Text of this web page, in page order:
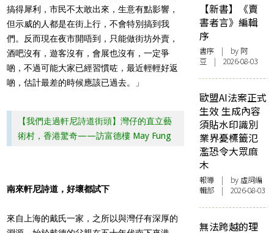
搞得犀利，市民不太敢出來，生意有點影響，
但示威的人都是在街上行，不會特別搞到我
們。反而現在夜市開唔到，只能做街坊外賣，
酒吧沒有，遊客沒有，會展也沒有，一定爭
啲，不過可能大家已經習慣咗，最近輕輕好返
啲，估計最差的時候應該已過去。」
【我們走過軒尼詩道街頭】灣仔的直立藝
術村，香港驚奇——訪富德樓 May Fung
南來軒尼詩道，好壞都試下
來自上海的戴氏一家，之所以與灣仔有深厚的
【新書】《賣
書者言》編輯
序
書序 | by 阿
豆 | 2026-08-03
歐盟AI法案正式
生效 生成內容
須貼水印識別
業界憂標籤氾
濫恐令大眾麻
木
報導 | by 虛詞編
輯部 | 2026-08-03
無法跨越的理